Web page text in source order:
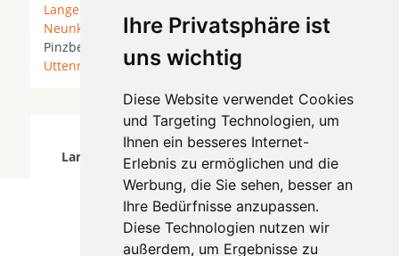
Ihre Privatsphäre ist
uns wichtig
Diese Website verwendet Cookies
und Targeting Technologien, um
Ihnen ein besseres Internet-
Erlebnis zu ermöglichen und die
Werbung, die Sie sehen, besser an
Ihre Bedürfnisse anzupassen.
Diese Technologien nutzen wir
außerdem, um Ergebnisse zu
Langensendelbach
Neunkirchen am Brand *Neunkirchen am Sand
Pinzberg * Poxdorf (Oberfranken) *
Uttenreuth
* Wiesenthau *
Zahnärzte für Zahnimplantete in
Langensendelbach wurde am 05 August 2026
aktualisiert.